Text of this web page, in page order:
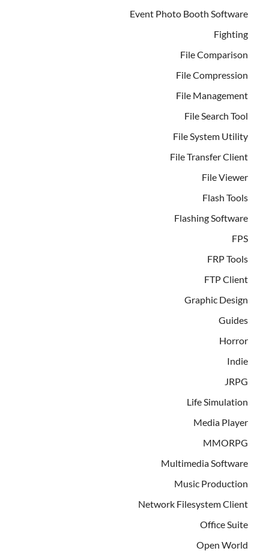
Event Photo Booth Software
Fighting
File Comparison
File Compression
File Management
File Search Tool
File System Utility
File Transfer Client
File Viewer
Flash Tools
Flashing Software
FPS
FRP Tools
FTP Client
Graphic Design
Guides
Horror
Indie
JRPG
Life Simulation
Media Player
MMORPG
Multimedia Software
Music Production
Network Filesystem Client
Office Suite
Open World